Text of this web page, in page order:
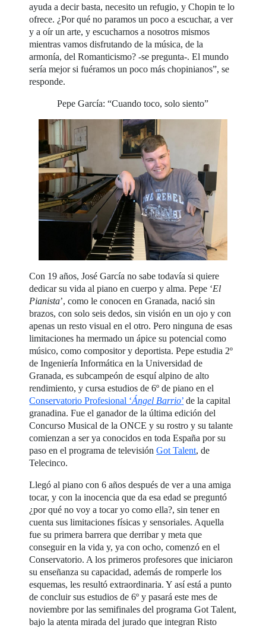
ayuda a decir basta, necesito un refugio, y Chopin te lo
ofrece. ¿Por qué no paramos un poco a escuchar, a ver
y a oír un arte, y escucharnos a nosotros mismos
mientras vamos disfrutando de la música, de la
armonía, del Romanticismo? -se pregunta-. El mundo
sería mejor si fuéramos un poco más chopinianos”, se
responde.
Pepe García: “Cuando toco, solo siento”
Con 19 años, José García no sabe todavía si quiere
dedicar su vida al piano en cuerpo y alma. Pepe ‘El
Pianista’, como le conocen en Granada, nació sin
brazos, con solo seis dedos, sin visión en un ojo y con
apenas un resto visual en el otro. Pero ninguna de esas
limitaciones ha mermado un ápice su potencial como
músico, como compositor y deportista. Pepe estudia 2º
de Ingeniería Informática en la Universidad de
Granada, es subcampeón de esquí alpino de alto
rendimiento, y cursa estudios de 6º de piano en el
Conservatorio Profesional ‘Ángel Barrio’ de la capital
granadina. Fue el ganador de la última edición del
Concurso Musical de la ONCE y su rostro y su talante
comienzan a ser ya conocidos en toda España por su
paso en el programa de televisiónGot Talent, de
Telecinco.
Llegó al piano con 6 años después de ver a una amiga
tocar, y con la inocencia que da esa edad se preguntó
¿por qué no voy a tocar yo como ella?, sin tener en
cuenta sus limitaciones físicas y sensoriales. Aquella
fue su primera barrera que derribar y meta que
conseguir en la vida y, ya con ocho, comenzó en el
Conservatorio. A los primeros profesores que iniciaron
su enseñanza su capacidad, además de romperle los
esquemas, les resultó extraordinaria. Y así está a punto
de concluir sus estudios de 6º y pasará este mes de
noviembre por las semifinales del programa Got Talent,
bajo la atenta mirada del jurado que integran Risto